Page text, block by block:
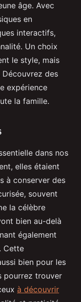
âge. Avec
en
interactifs,
Un choix
le style, mais
des
expérience
la famille.
dans nos
elles étaient
à conserver des
souvent
la célèbre
bien au-delà
également
Cette
bien pour les
pourrez trouver
à découvrir